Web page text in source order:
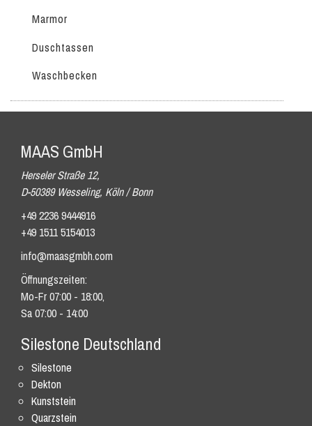
Marmor
Duschtassen
Waschbecken
MAAS GmbH
Herseler Straße 12,
D-50389 Wesseling, Köln / Bonn
+49 2236 9444916
+49 1511 5154013
info@maasgmbh.com
Öffnungszeiten:
Mo-Fr 07:00 - 18:00,
Sa 07:00 - 14:00
Silestone Deutschland
Silestone
Dekton
Kunststein
Quarzstein